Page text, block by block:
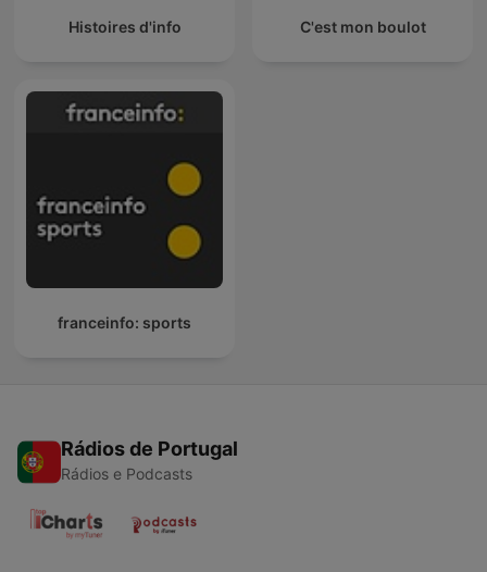
Histoires d'info C'est mon boulot
franceinfo: sports
Rádios de Portugal
Rádios e Podcasts